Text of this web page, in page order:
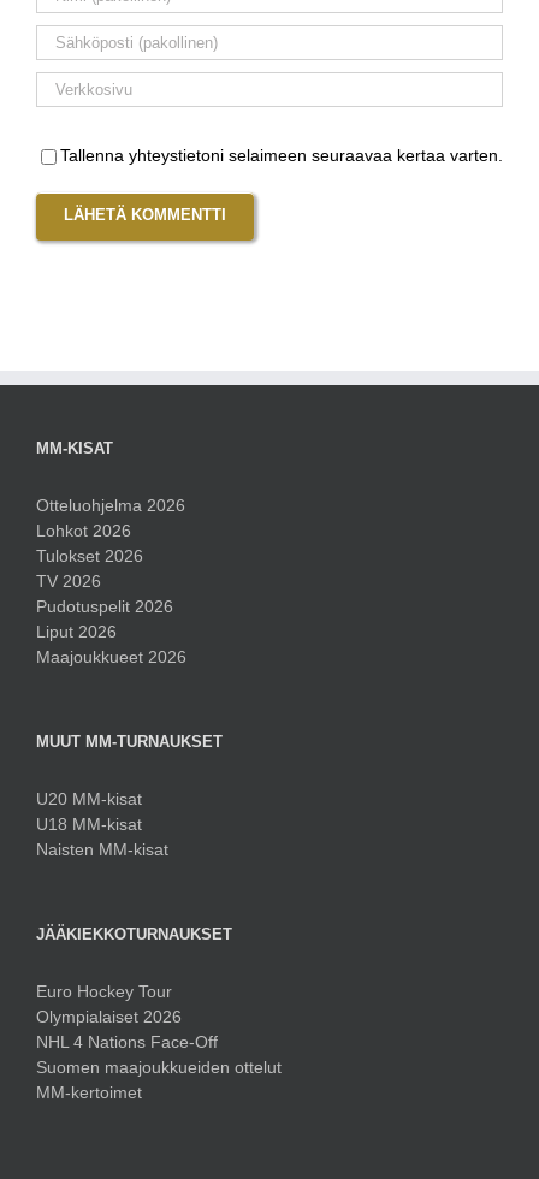
Tallenna yhteystietoni selaimeen seuraavaa kertaa varten.
MM-KISAT
Otteluohjelma 2026
Lohkot 2026
Tulokset 2026
TV 2026
Pudotuspelit 2026
Liput 2026
Maajoukkueet 2026
MUUT MM-TURNAUKSET
U20 MM-kisat
U18 MM-kisat
Naisten MM-kisat
JÄÄKIEKKOTURNAUKSET
Euro Hockey Tour
Olympialaiset 2026
NHL 4 Nations Face-Off
Suomen maajoukkueiden ottelut
MM-kertoimet